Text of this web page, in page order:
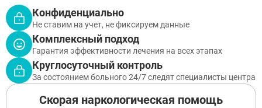
Конфиденциально
Не ставим на учет, не фиксируем данные
Комплексный подход
Гарантия эффективности лечения на всех этапах
Круглосуточный контроль
За состоянием больного 24/7 следят специалисты центра
Скорая наркологическая помощь
ВЫЗВАТЬ ВРАЧА
ЗАДАТЬ ВОПРОС
ЗАПОЛНИТЕ ФОРМУ
Заполните форму ниже, мы вам
Реутов
Сергиев Посад
Серпухов
Химки
Чехов
Щёлково
Электросталь
Котельники
Электроугли